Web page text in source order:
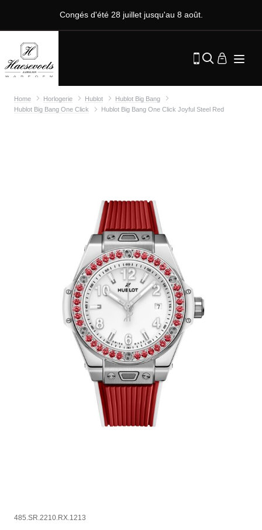
Congés d'été 28 juillet jusqu'au 8 août.
Home Horlogerie Hublot
Hublot Big Bang
Hublot Big Bang One Click
Hublot Big Bang One Click Joyful Steel Red
485.SR.2210.RX.1213